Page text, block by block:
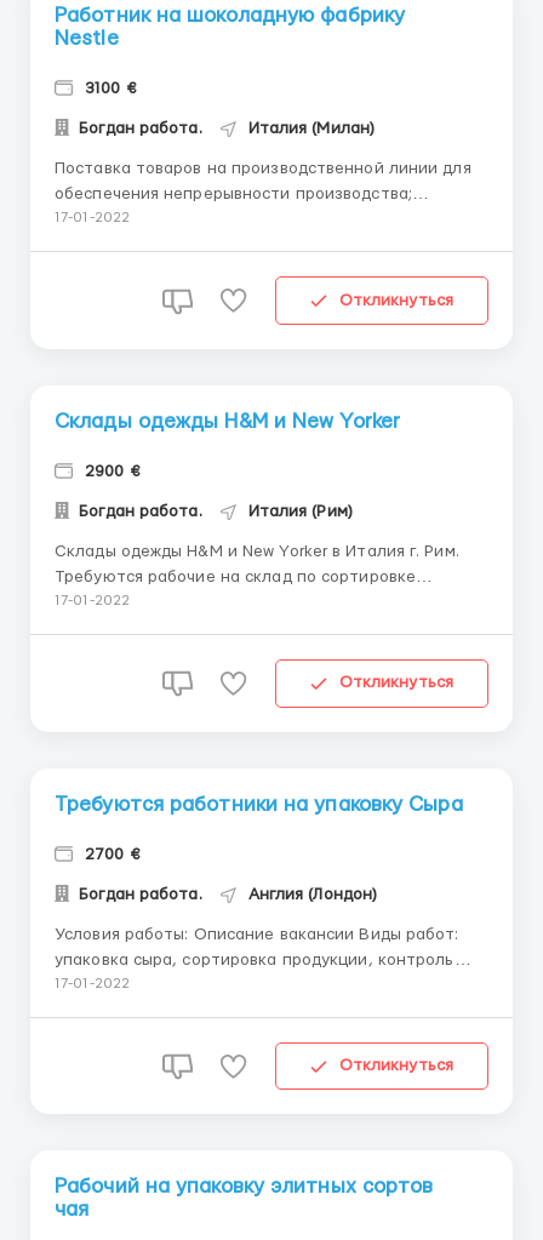
Работник на шоколадную фабрику
Nestle
3100 €
Богдан работа. Италия (Милан)
Поставка товаров на производственной линии для
обеспечения непрерывности производства;
Упаковка и сортировка готовой продукции;
до 55 лет; — можно без опыта работы. — знание
17-01-2022
Откликнуться
Склады одежды H&M и New Yorker
2900 €
Богдан работа. Италия (Рим)
Склады одежды H&M и New Yorker в Италия г. Рим.
Требуются рабочие на склад по сортировке
брендовой одежды.Работа очень простая и легкая.
17-01-2022
Откликнуться
Требуются работники на упаковку Сыра
2700 €
Богдан работа. Англия (Лондон)
Условия работы: Описание вакансии Виды работ:
упаковка сыра, сортировка продукции, контроль
качества, отбраковка продукции, поддержание
добросовестный подход к выполняемым
обязанностям; знание языка не об...
17-01-2022
Откликнуться
Рабочий на упаковку элитных сортов
чая